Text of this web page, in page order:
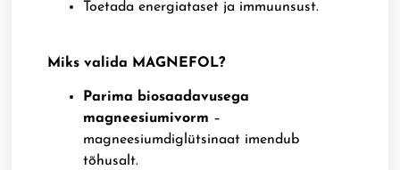
Toetada energiataset ja immuunsust.
Miks valida MAGNEFOL?
Parima biosaadavusega
magneesiumivorm –
magneesiumdiglütsinaat imendub
tõhusalt.